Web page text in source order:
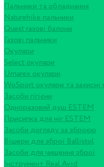
Пальники та обладнання
Naturehike пальники
Quest газові балони
Газові пальники
Окуляри
Select окуляри
Umarex окуляри
WoSport окуляри та захисні
Засоби гігієни
Одноразовий душ ESTEM
Присипка для ніг ESTEM
Засоби догляду за зброєю
Вішери для зброї Ballistol
Засоби для чищення зброї
Інструмент Real Avid